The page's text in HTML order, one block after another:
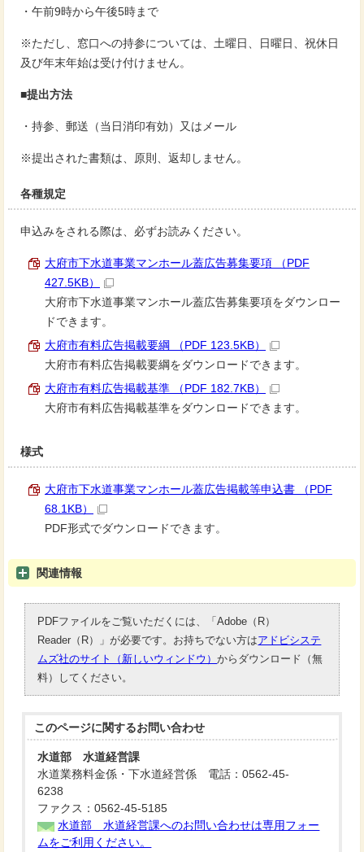
・午前9時から午後5時まで
※ただし、窓口への持参については、土曜日、日曜日、祝休日
及び年末年始は受け付けません。
■提出方法
・持参、郵送（当日消印有効）又はメール
※提出された書類は、原則、返却しません。
各種規定
申込みをされる際は、必ずお読みください。
大府市下水道事業マンホール蓋広告募集要項 （PDF
427.5KB）
大府市下水道事業マンホール蓋広告募集要項をダウンロー
ドできます。
大府市有料広告掲載要綱 （PDF 123.5KB）
大府市有料広告掲載要綱をダウンロードできます。
大府市有料広告掲載基準 （PDF 182.7KB）
大府市有料広告掲載基準をダウンロードできます。
様式
大府市下水道事業マンホール蓋広告掲載等申込書 （PDF
68.1KB）
PDF形式でダウンロードできます。
関連情報
PDFファイルをご覧いただくには、「Adobe（R）
Reader（R）」が必要です。お持ちでない方はアドビシステ
ムズ社のサイト（新しいウィンドウ）からダウンロード（無
料）してください。
このページに関するお問い合わせ
水道部 水道経営課
水道業務料金係・下水道経営係 電話：0562-45-
6238
ファクス：0562-45-5185
水道部 水道経営課へのお問い合わせは専用フォー
ムをご利用ください。